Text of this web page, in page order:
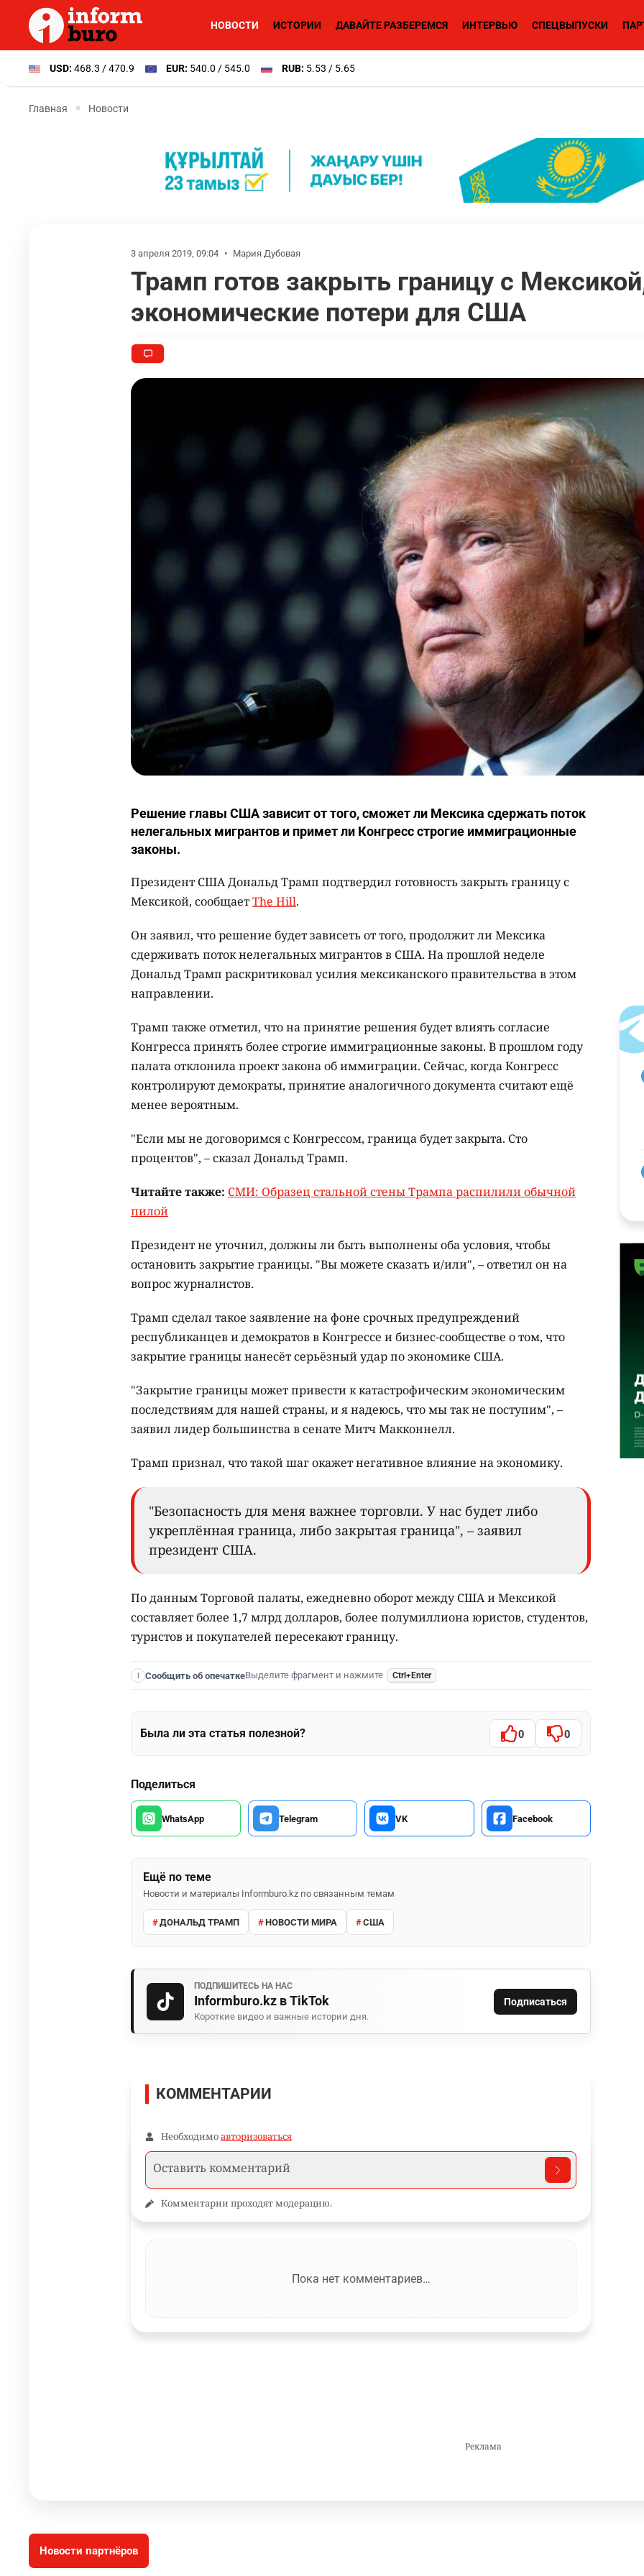
НОВОСТИ ИСТОРИИ ДАВАЙТЕ РАЗБЕРЕМСЯ ИНТЕРВЬЮ СПЕЦВЫПУСКИ
USD: 468.3 / 470.9 EUR: 540.0 / 545.0 RUB: 5.53 / 5.65
Главная Новости
3 апреля 2019, 09:04 • Мария Дубовая
Трамп готов закрыть границу с
экономические потери для США
Решение главы США зависит от того, сможет ли Мексика сдержать поток
нелегальных мигрантов и примет ли Конгресс строгие иммиграционные
законы.
Президент США Дональд Трамп подтвердил готовность закрыть границу с
Мексикой, сообщаетThe Hill.
Он заявил, что решение будет зависеть от того, продолжит ли Мексика
сдерживать поток нелегальных мигрантов в США. На прошлой неделе
Дональд Трамп раскритиковал усилия мексиканского правительства в этом
направлении.
Трамп также отметил, что на принятие решения будет влиять согласие
Конгресса принять более строгие иммиграционные законы. В прошлом году
палата отклонила проект закона об иммиграции. Сейчас, когда Конгресс
контролируют демократы, принятие аналогичного документа считают ещё
менее вероятным.
"Если мы не договоримся с Конгрессом, граница будет закрыта. Сто
процентов", – сказал Дональд Трамп.
Читайте также: СМИ: Образец стальной стены Трампа распилили обычной
пилой
Президент не уточнил, должны ли быть выполнены оба условия, чтобы
остановить закрытие границы. "Вы можете сказать и/или", – ответил он на
вопрос журналистов.
Трамп сделал такое заявление на фоне срочных предупреждений
республиканцев и демократов в Конгрессе и бизнес-сообществе о том, что
закрытие границы нанесёт серьёзный удар по экономике США.
"Закрытие границы может привести к катастрофическим экономическим
последствиям для нашей страны, и я надеюсь, что мы так не поступим", –
заявил лидер большинства в сенате Митч Макконнелл.
Трамп признал, что такой шаг окажет негативное влияние на экономику.
"Безопасность для меня важнее торговли. У нас будет либо
укреплённая граница, либо закрытая граница", – заявил
президент США.
По данным Торговой палаты, ежедневно оборот между США и Мексикой
составляет более 1,7 млрд долларов, более полумиллиона юристов, студентов,
туристов и покупателей пересекают границу.
I Сообщить об опечаткеВыделите фрагмент и нажмите Ctrl+Enter
Была ли эта статья полезной? 0 0
Поделиться
WhatsApp Telegram VK Facebook
Ещё по теме
Новости и материалы Informburo.kz по связанным темам
ДОНАЛЬД ТРАМП НОВОСТИ МИРА США
ПОДПИШИТЕСЬ НА НАС
Informburo.kz в TikTok
Короткие видео и важные истории дня.
Подписаться
КОММЕНТАРИИ
Необходимоавторизоваться
Комментарии проходят модерацию.
Пока нет комментариев…
Новости партнёров